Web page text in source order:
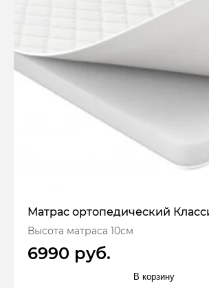
Матрас ортопедический
Высота матраса 10см
6990 руб.
В корзину